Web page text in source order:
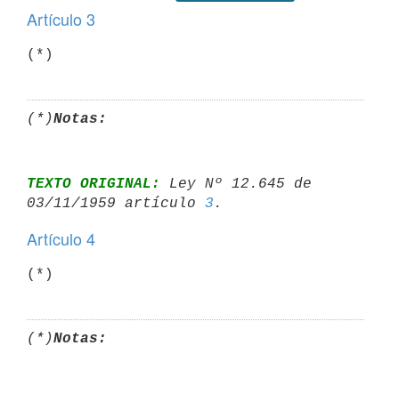
Artículo 3
(*)
(*)Notas:
TEXTO ORIGINAL:
Ley Nº 12.645 de
03/11/1959 artículo 3
Artículo 4
(*)
(*)Notas: